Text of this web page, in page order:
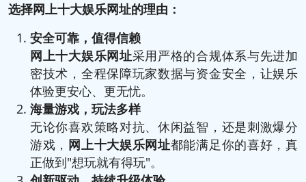
选择网上十大娱乐网址的理由：
安全可靠，值得信赖
网上十大娱乐网址采用严格的合规体系与先进加
密技术，全程保障玩家数据与资金安全，让娱乐
体验更安心、更无忧。
海量游戏，玩法多样
无论你喜欢策略对抗、休闲益智，还是刺激爆分
游戏， 网上十大娱乐网址都能满足你的喜好，真
正做到"想玩就有得玩"。